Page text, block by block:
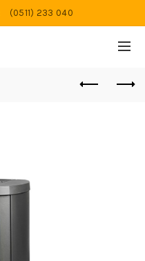
(0511) 233 040